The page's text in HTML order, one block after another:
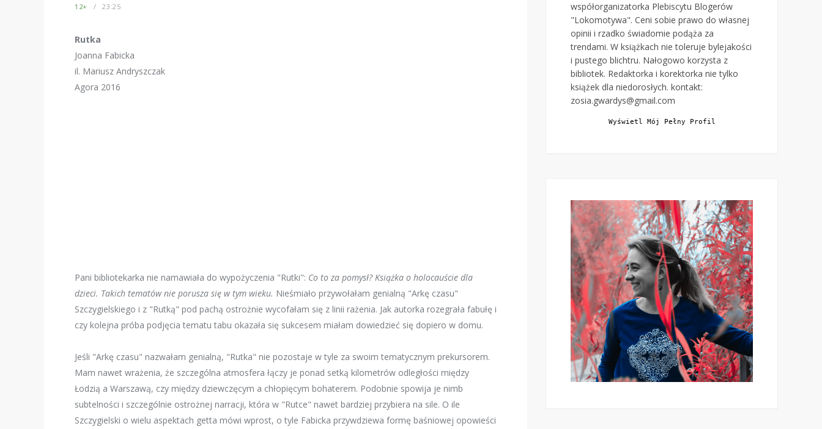
12+ 23:25
Rutka
Joanna Fabicka
il. Mariusz Andryszczak
Agora 2016
Pani bibliotekarka nie namawiała do wypożyczenia "Rutki": Co to za pomysł? Książka o holocauście dla
dzieci. Takich tematów nie porusza się w tym wieku. Nieśmiało przywołałam genialną "Arkę czasu"
Szczygielskiego i z "Rutką" pod pachą ostrożnie wycofałam się z linii rażenia. Jak autorka rozegrała fabułę i
czy kolejna próba podjęcia tematu tabu okazała się sukcesem miałam dowiedzieć się dopiero w domu.
Jeśli "Arkę czasu" nazwałam genialną, "Rutka" nie pozostaje w tyle za swoim tematycznym prekursorem.
Mam nawet wrażenia, że szczególna atmosfera łączy je ponad setką kilometrów odległości między
Łodzią a Warszawą, czy między dziewczęcym a chłopięcym bohaterem. Podobnie spowija je nimb
subtelności i szczególnie ostrożnej narracji, która w "Rutce" nawet bardziej przybiera na sile. O ile
Szczygielski o wielu aspektach getta mówi wprost, o tyle Fabicka przywdziewa formę baśniowej opowieści
współorganizatorka Plebiscytu Blogerów
"Lokomotywa". Ceni sobie prawo do własnej
opinii i rzadko świadomie podąża za
trendami. W książkach nie toleruje bylejakości
i pustego blichtru. Nałogowo korzysta z
bibliotek. Redaktorka i korektorka nie tylko
książek dla niedorosłych. kontakt:
zosia.gwardys@gmail.com
Wyświetl Mój Pełny Profil